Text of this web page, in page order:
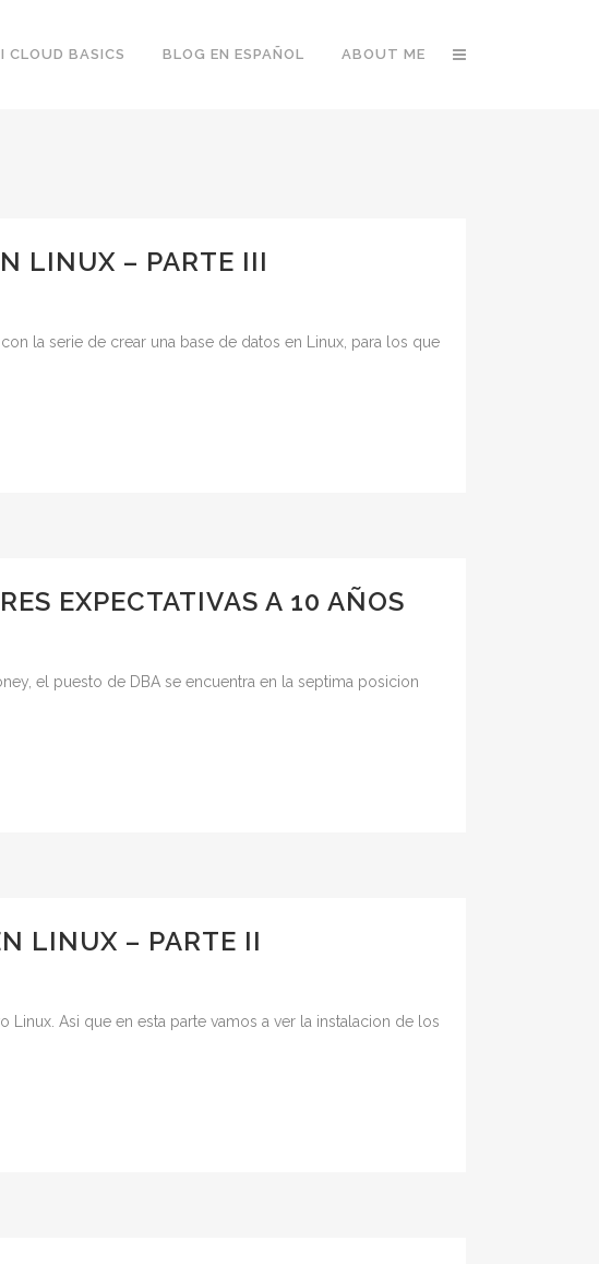
CLOUD BASICS BLOG EN ESPAÑOL ABOUT ME
LINUX – PARTE III
la serie de crear una base de datos en Linux, para los que
EXPECTATIVAS A 10 AÑOS
el puesto de DBA se encuentra en la septima posicion
LINUX – PARTE II
Asi que en esta parte vamos a ver la instalacion de los